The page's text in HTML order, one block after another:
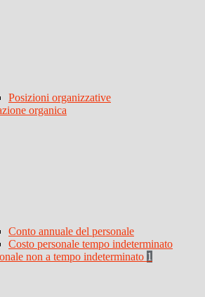
Posizioni organizzative
organica
Conto annuale del personale
Costo personale tempo indeterminato
non a tempo indeterminato 1